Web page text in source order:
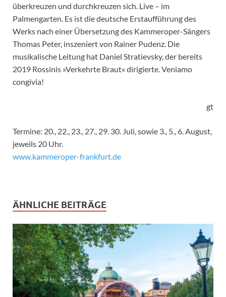
überkreuzen und durchkreuzen sich. Live – im
Palmengarten. Es ist die deutsche Erstaufführung des
Werks nach einer Übersetzung des Kammeroper-Sängers
Thomas Peter, inszeniert von Rainer Pudenz. Die
musikalische Leitung hat Daniel Stratievsky, der bereits
2019 Rossinis »Verkehrte Braut« dirigierte. Veniamo
congivia!
gt
Termine: 20., 22., 23., 27., 29. 30. Juli, sowie 3., 5., 6. August,
jeweils 20 Uhr.
www.kammeroper-frankfurt.de
ÄHNLICHE BEITRÄGE